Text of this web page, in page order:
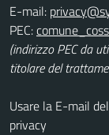
E-mail:
PEC:
(indirizzo PEC da
titolare del
Usare la E-mail
privacy